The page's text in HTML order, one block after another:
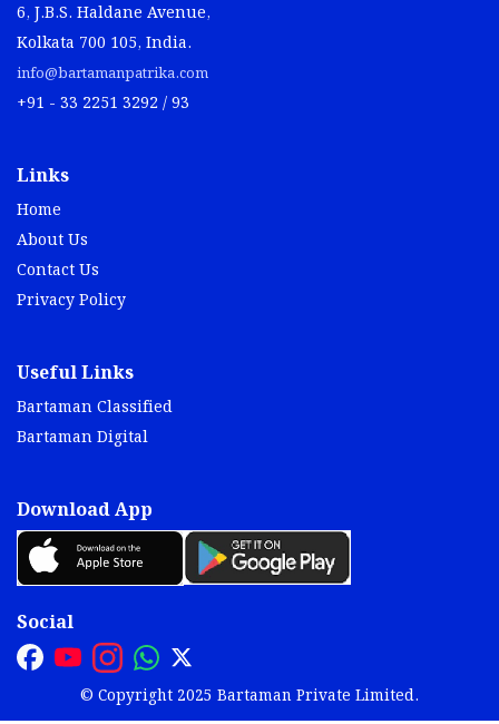
6, J.B.S. Haldane Avenue,
Kolkata 700 105, India.
info@bartamanpatrika.com
+91 - 33 2251 3292 / 93
Links
Home
About Us
Contact Us
Privacy Policy
Useful Links
Bartaman Classified
Bartaman Digital
Download App
Social
© Copyright 2025 Bartaman Private Limited.